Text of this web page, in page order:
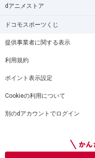
dアニメストア
ドコモスポーツくじ
提供事業者に関する表示
利用規約
ポイント表示設定
Cookieの利用について
別のdアカウントでログイン